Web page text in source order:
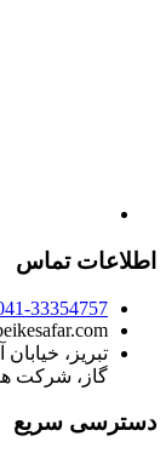
اطلاعات تماس
33354757
تبریز،
گاز، شرکت
دسترسی سریع